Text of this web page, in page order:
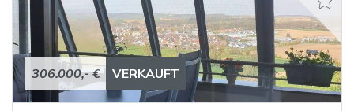
306.000,- € VERKAUFT